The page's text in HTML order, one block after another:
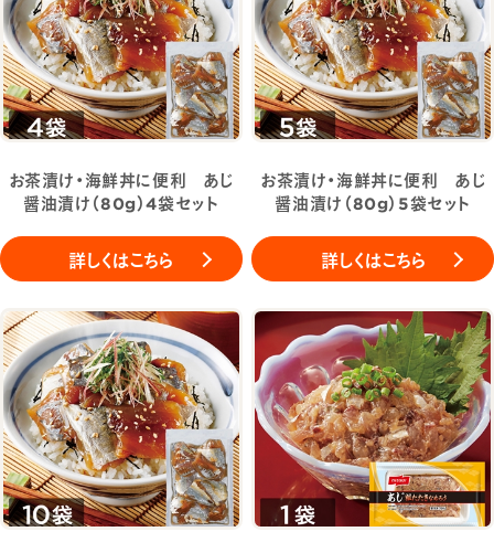
お茶漬け・海鮮丼に便利 あじ
醤油漬け（80g）4袋セット
詳しくはこちら
お茶漬け・海鮮丼に便利 あじ
醤油漬け（80g）5袋セット
詳しくはこちら